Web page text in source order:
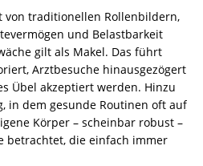
von traditionellen Rollenbildern,
und Belastbarkeit
gilt als Makel. Das führt
Arztbesuche hinausgezögert
Übel akzeptiert werden. Hinzu
in dem gesunde Routinen oft auf
Körper – scheinbar robust –
betrachtet, die einfach immer